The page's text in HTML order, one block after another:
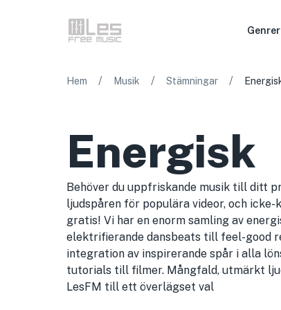
Genrer
Hem / Musik / Stämningar /
Energisk
Behöver du uppfriskande musik till ditt
ljudspåren för populära videor, och
gratis! Vi har en enorm samling av
elektrifierande dansbeats till feel-good
integration av inspirerande spår i alla
tutorials till filmer. Mångfald, utmärkt
LesFM till ett överlägset val